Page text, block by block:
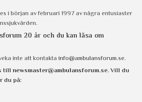
i början av februari 1997 av några entusiaster
20 år och du kan läsa om
inte att kontakta info@ambulansforum.se.
till newsmaster@ambulansforum.se. Vill du
du på: